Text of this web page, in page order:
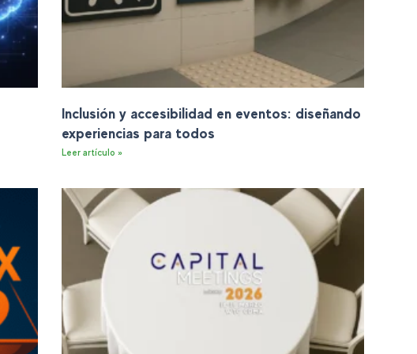
Inclusión y accesibilidad en eventos: diseñando
experiencias para todos
Leer artículo »